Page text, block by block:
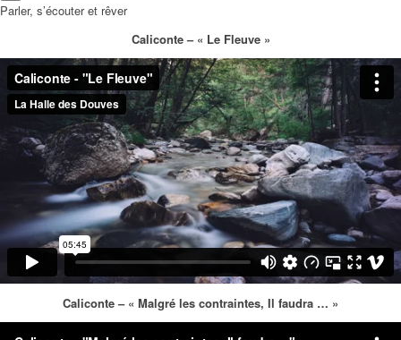
Parler, s’écouter et rêver
Caliconte – « Le Fleuve »
Caliconte – « Malgré les contraintes, Il faudra … »